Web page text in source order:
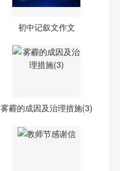
初中记叙文作文
雾霾的成因及治理措施(3)